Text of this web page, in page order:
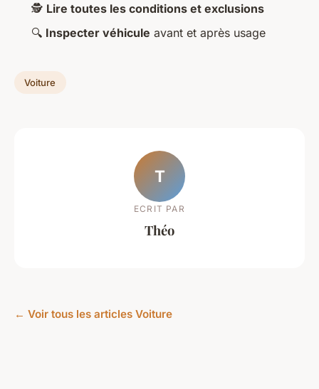
🕵️ Lire toutes les conditions et exclusions
🔍 Inspecter véhicule avant et après usage
Voiture
T
ECRIT PAR
Théo
← Voir tous les articles Voiture